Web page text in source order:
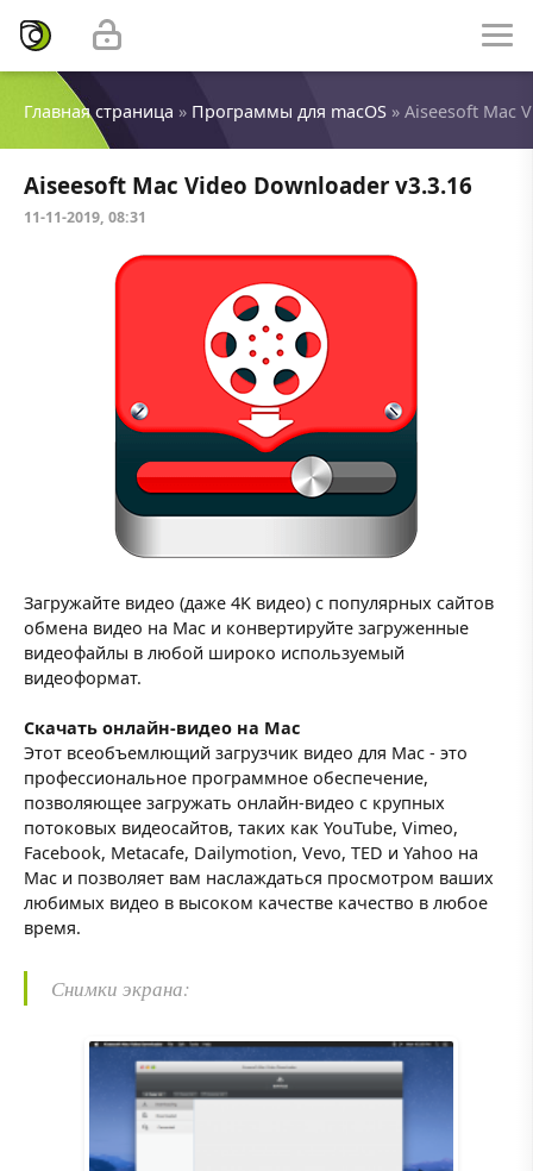
Главная страница » Программы для macOS » Aiseesoft Mac
Aiseesoft Mac Video Downloader v3.3.16
11-11-2019, 08:31
Загружайте видео (даже 4K видео) с популярных сайтов
обмена видео на Mac и конвертируйте загруженные
видеофайлы в любой широко используемый
видеоформат.
Скачать онлайн-видео на Mac
Этот всеобъемлющий загрузчик видео для Mac - это
профессиональное программное обеспечение,
позволяющее загружать онлайн-видео с крупных
потоковых видеосайтов, таких как YouTube, Vimeo,
Facebook, Metacafe, Dailymotion, Vevo, TED и Yahoo на
Mac и позволяет вам наслаждаться просмотром ваших
любимых видео в высоком качестве качество в любое
время.
Снимки экрана: